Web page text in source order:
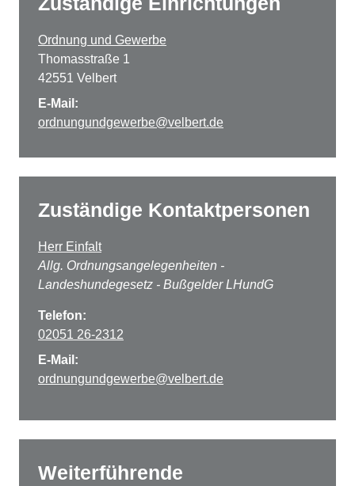
Ordnung und Gewerbe
Thomasstraße 1
42551 Velbert
E-Mail:
ordnungundgewerbe@velbert.de
Zuständige Kontaktpersonen
Herr Einfalt
Allg. Ordnungsangelegenheiten -
Landeshundegesetz - Bußgelder LHundG
Telefon:
02051 26-2312
E-Mail:
ordnungundgewerbe@velbert.de
Weiterführende